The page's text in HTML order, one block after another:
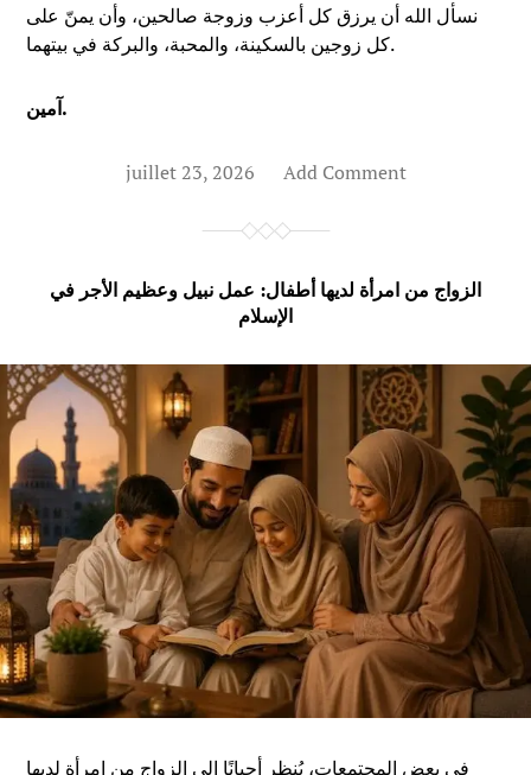
نسأل الله أن يرزق كل أعزب وزوجة صالحين، وأن يمنّ على
كل زوجين بالسكينة، والمحبة، والبركة في بيتهما.
آمين.
juillet 23, 2026 Add Comment
الزواج من امرأة لديها أطفال: عمل نبيل وعظيم الأجر في
الإسلام
في بعض المجتمعات، يُنظر أحيانًا إلى الزواج من امرأة لديها